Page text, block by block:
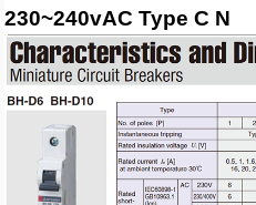
230~240vAC Type C N